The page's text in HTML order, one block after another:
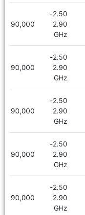
2.50-
2.90
GHz
1,890,000
2.50-
2.90
GHz
1,890,000
2.50-
2.90
GHz
1,890,000
2.50-
2.90
GHz
1,890,000
2.50-
2.90
GHz
1,890,000